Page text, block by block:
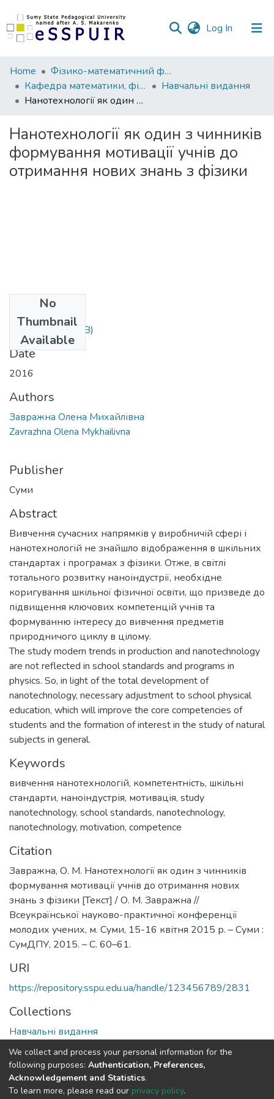
Log In (current)
Communities
&
Collections
Statistics
Home
Фізико-математичний факультет
Кафедра математики, фізики та методик їх навчання
Навчальні видання
Нанотехнології як один з чинників формування мотивації учнів до отримання нових знань з фізики
Нанотехнології як один з чинників
формування мотивації учнів до
отримання нових знань з фізики
No
Thumbnail
Available
Ол.docx(26.76 KB)
Date
2016
Authors
Завражна Олена Михайлівна
Zavrazhna Olena Mykhailivna
Publisher
Суми
Abstract
Вивчення сучасних напрямків у виробничій сфері і
нанотехнологій не знайшло відображення в шкільних
стандартах і програмах з фізики. Отже, в світлі
тотального розвитку наноіндустрії, необхідне
коригування шкільної фізичної освіти, що призведе до
підвищення ключових компетенцій учнів та
формуванню інтересу до вивчення предметів
природничого циклу в цілому.
The study modern trends in production and nanotechnology
are not reflected in school standards and programs in
physics. So, in light of the total development of
nanotechnology, necessary adjustment to school physical
education, which will improve the core competencies of
students and the formation of interest in the study of natural
subjects in general.
Keywords
вивчення нанотехнологій, компетентність, шкільні
стандарти, наноіндустрія, мотивація, study
nanotechnology, school standards, nanotechnology,
nanotechnology, motivation, competence
Citation
Завражна, О. М. Нанотехнології як один з чинників
формування мотивації учнів до отримання нових
знань з фізики [Текст] / О. М. Завражна //
Всеукраїнської науково-практичної конференції
молодих учених, м. Суми, 15-16 квітня 2015 р. – Суми :
СумДПУ, 2015. – С. 60–61.
URI
https://repository.sspu.edu.ua/handle/123456789/2831
Collections
Навчальні видання
Full item page Google Scholar
We collect and process your personal information for the
following purposes: Authentication, Preferences,
Acknowledgement and Statistics.
To learn more, please read our privacy policy.